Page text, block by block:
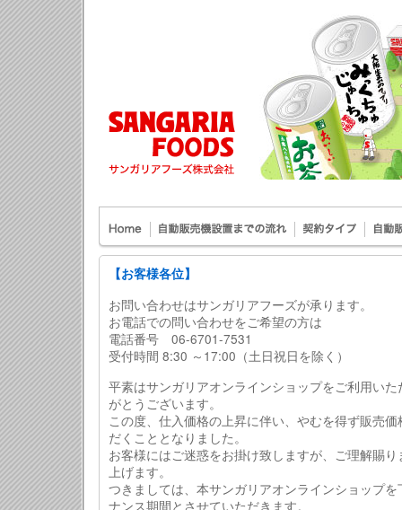
【お客様各位】
お問い合わせはサンガリアフーズが承ります。
お電話での問い合わせをご希望の方は
電話番号 06-6701-7531
受付時間 8:30 ～17:00（土日祝日を除く）
平素はサンガリアオンラインショップをご利用い
がとうございます。
この度、仕入価格の上昇に伴い、やむを得ず販売
だくこととなりました。
お客様にはご迷惑をお掛け致しますが、ご理解賜
上げます。
つきましては、本サンガリアオンラインショップ
ナンス期間とさせていただきます。